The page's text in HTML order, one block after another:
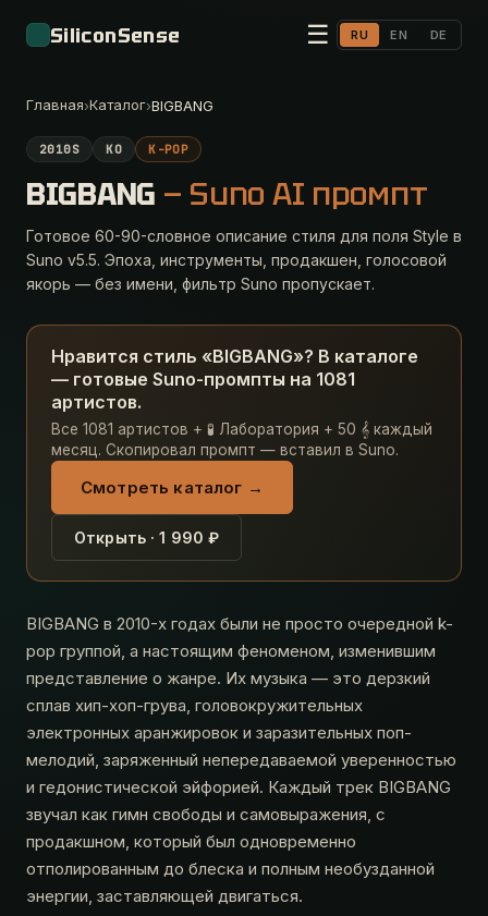
SiliconSense ☰ RU EN DE
Главная›Каталог›BIGBANG
2010S KO K-POP
BIGBANG — Suno AI промпт
Готовое 60-90-словное описание стиля для поля Style в
Suno v5.5. Эпоха, инструменты, продакшен, голосовой
якорь — без имени, фильтр Suno пропускает.
Нравится стиль «BIGBANG»? В каталоге
— готовые Suno-промпты на 1081
артистов.
Все 1081 артистов + 🧪 Лаборатория + 50 𝄞 каждый
месяц. Скопировал промпт — вставил в Suno.
Смотреть каталог →
Открыть · 1 990 ₽
BIGBANG в 2010-х годах были не просто очередной k-
pop группой, а настоящим феноменом, изменившим
представление о жанре. Их музыка — это дерзкий
сплав хип-хоп-грува, головокружительных
электронных аранжировок и заразительных поп-
мелодий, заряженный непередаваемой уверенностью
и гедонистической эйфорией. Каждый трек BIGBANG
звучал как гимн свободы и самовыражения, с
продакшном, который был одновременно
отполированным до блеска и полным необузданной
энергии, заставляющей двигаться.